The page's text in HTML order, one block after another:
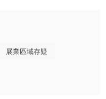
標準帳戶、進階帳戶、VIP帳
展業區域存疑